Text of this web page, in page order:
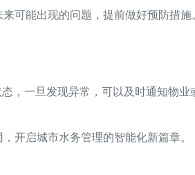
可能出现的问题，提前做好预防措施
，一旦发现异常，可以及时通知物
开启城市水务管理的智能化新篇章。